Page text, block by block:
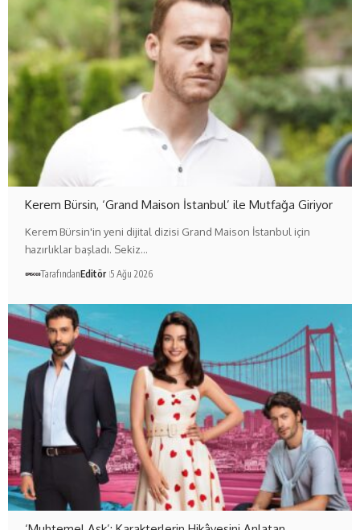
Kerem Bürsin, ‘Grand Maison İstanbul’ ile Mutfağa Giriyor
Kerem Bürsin'in yeni dijital dizisi Grand Maison İstanbul için
hazırlıklar başladı. Sekiz…
TarafındanEditör 5 Ağu 2026